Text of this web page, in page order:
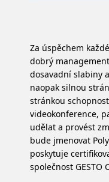
Za úspěchem
dobrý
dosavadní slabiny
naopak silnou
stránkou
videokonference,
udělat a provést
bude jmenovat
poskytuje
společnost GESTO